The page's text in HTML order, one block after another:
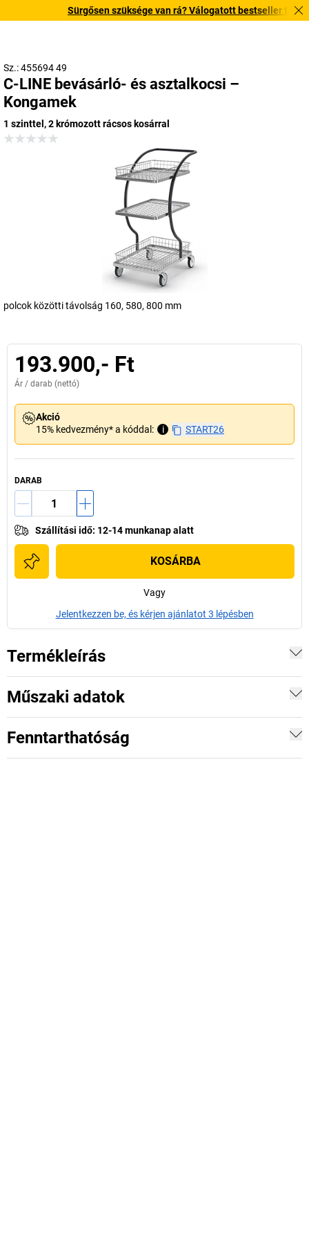
Sürgősen szüksége van rá? Válogatott bestseller
Sz.: 455694 49
C-LINE bevásárló- és asztalkocsi –
Kongamek
1 szinttel, 2 krómozott rácsos kosárral
polcok közötti távolság 160, 580, 800 mm
193.900,- Ft
Ár / darab (nettó)
Akció
15% kedvezmény* a kóddal:
i START26
DARAB
Szállítási idő: 12-14 munkanap alatt
KOSÁRBA
Vagy
Jelentkezzen be, és kérjen ajánlatot 3 lépésben
Termékleírás
Műszaki adatok
Fenntarthatóság